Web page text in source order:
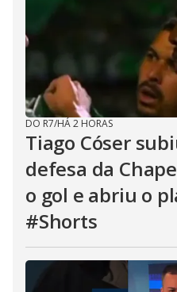
DO R7/HÁ 2 HORAS
Tiago Cóser
defesa da
o gol e abriu o
#Shorts